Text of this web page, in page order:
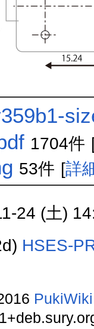
1704件
53件 [詳
24 (土)
HSES-